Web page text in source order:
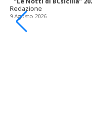
Redazione
9 Agosto 2026